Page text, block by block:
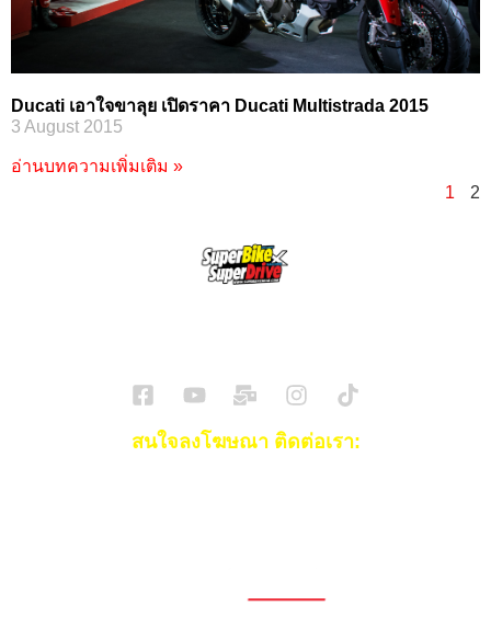
Ducati เอาใจขาลุย เปิดราคา Ducati Multistrada 2015
3 August 2015
อ่านบทความเพิ่มเติม »
1 2
สนใจลงโฆษณา ติดต่อเรา: